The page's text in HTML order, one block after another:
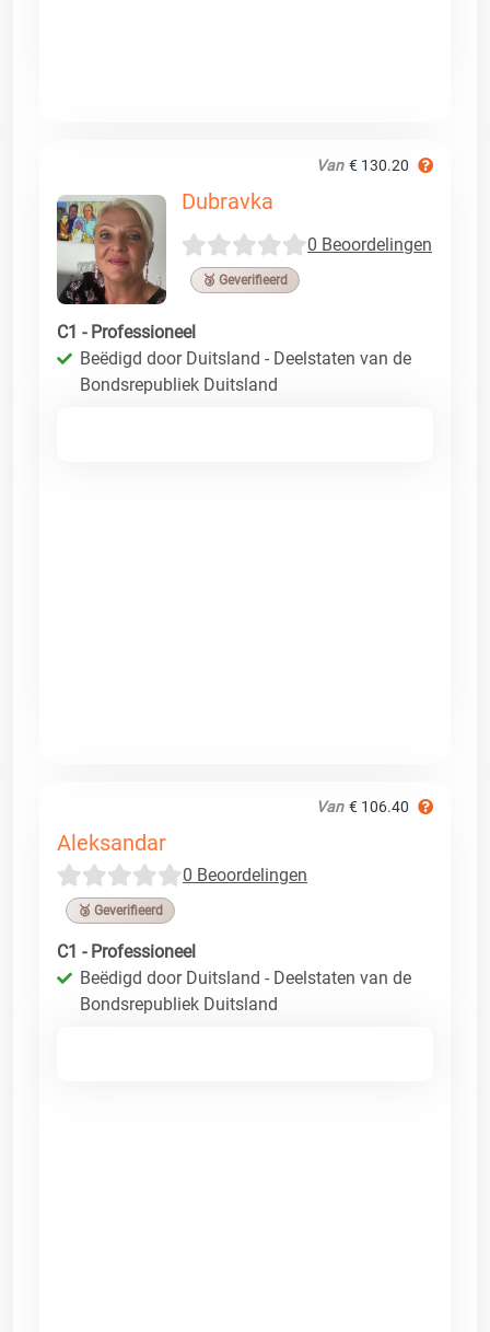
Van € 130.20
Dubravka
0 Beoordelingen
🥉 Geverifieerd
C1 - Professioneel
Beëdigd door Duitsland - Deelstaten van de
Bondsrepubliek Duitsland
Van € 106.40
Aleksandar
0 Beoordelingen
🥉 Geverifieerd
C1 - Professioneel
Beëdigd door Duitsland - Deelstaten van de
Bondsrepubliek Duitsland